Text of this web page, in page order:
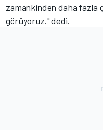
zamankinden daha fazla
görüyoruz." dedi.